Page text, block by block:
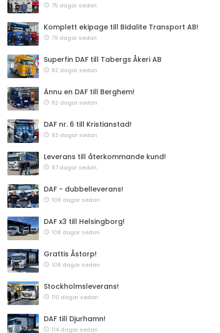
75 dagar sedan
Komplett ekipage till Bidalite Transport AB!
79 dagar sedan
Superfin DAF till Tabergs Åkeri AB
82 dagar sedan
Ännu en DAF till Berghem!
82 dagar sedan
DAF nr. 6 till Kristianstad!
93 dagar sedan
Leverans till återkommande kund!
97 dagar sedan
DAF - dubbelleverans!
108 dagar sedan
DAF x3 till Helsingborg!
108 dagar sedan
Grattis Åstorp!
108 dagar sedan
Stockholmsleverans!
110 dagar sedan
DAF till Djurhamn!
114 dagar sedan